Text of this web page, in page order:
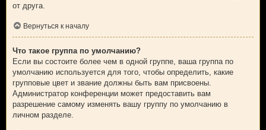
от друга.
Вернуться к началу
Что такое группа по умолчанию?
Если вы состоите более чем в одной группе, ваша группа по
умолчанию используется для того, чтобы определить, какие
групповые цвет и звание должны быть вам присвоены.
Администратор конференции может предоставить вам
разрешение самому изменять вашу группу по умолчанию в
личном разделе.